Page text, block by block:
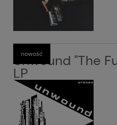
Unwound "The
LP
nowość